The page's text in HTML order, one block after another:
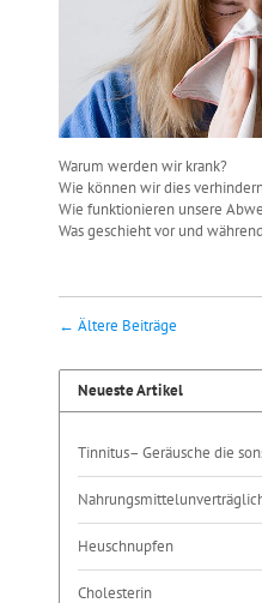
Warum werden wir krank?
Wie können wir dies
Wie funktionieren unsere
Was geschieht vor und
← Ältere Beiträge
Neueste Artikel
Tinnitus– Geräusche die
Heuschnupfen
Cholesterin